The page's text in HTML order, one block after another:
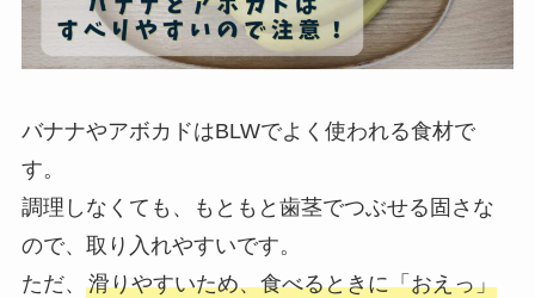
バナナやアボカドはBLWでよく使われる食材で
す。
調理しなくても、もともと歯茎でつぶせる固さな
ので、取り入れやすいです。
ただ、 滑りやすいため、食べるときに「おえっ」